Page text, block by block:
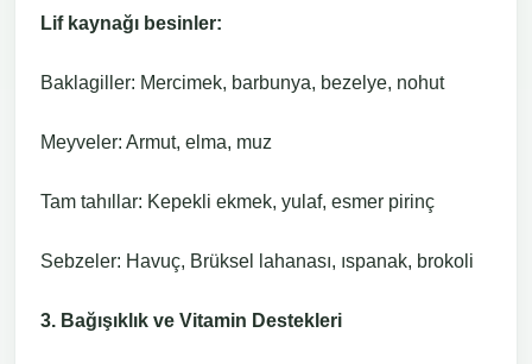
Lif kaynağı besinler:
Baklagiller: Mercimek, barbunya, bezelye, nohut
Meyveler: Armut, elma, muz
Tam tahıllar: Kepekli ekmek, yulaf, esmer pirinç
Sebzeler: Havuç, Brüksel lahanası, ıspanak, brokoli
3. Bağışıklık ve Vitamin Destekleri